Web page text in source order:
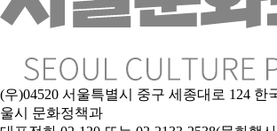
(우)04520 서울특별시 중구 세종대로 124 한
울시 문화정책과